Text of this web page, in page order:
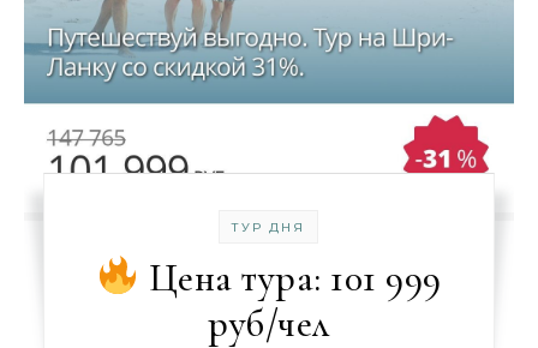
ТУР ДНЯ
Цена тура: 101 999
руб/чел